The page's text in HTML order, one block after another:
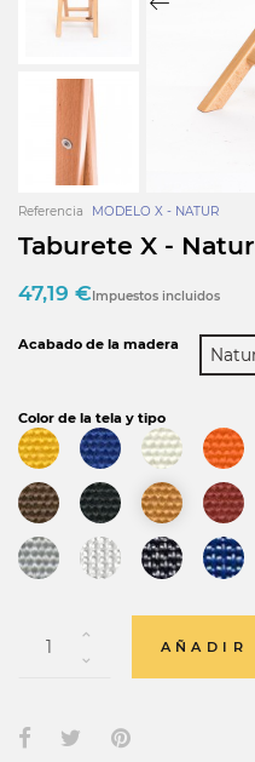
Referencia MODELO X - NATUR
Taburete X - Natur
47,19 € Impuestos incluidos
Acabado de la madera
Color de la tela y tipo
AÑADIR